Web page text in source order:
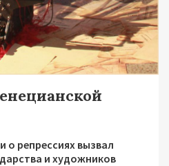
репрессиях вызвал
и художников